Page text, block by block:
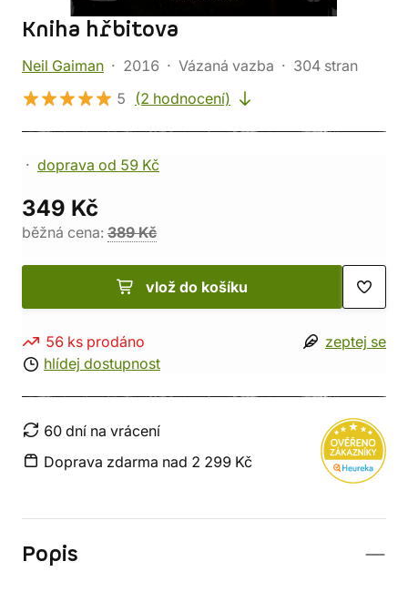
Kniha hřbitova
Neil Gaiman 2016 Vázaná vazba
304 stran
5
(2 hodnocení)
doprava od 59 Kč
349 Kč
běžná cena: 389 Kč
vlož do košíku
56 ks prodáno
hlídej dostupnost
zeptej se
60 dní na vrácení
Doprava zdarma nad 2 299 Kč
Popis